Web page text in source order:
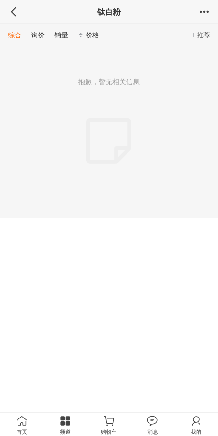
钛白粉
推荐
综合 询价 销量 价格
抱歉，暂无相关信息
首页 频道 购物车 消息 我的